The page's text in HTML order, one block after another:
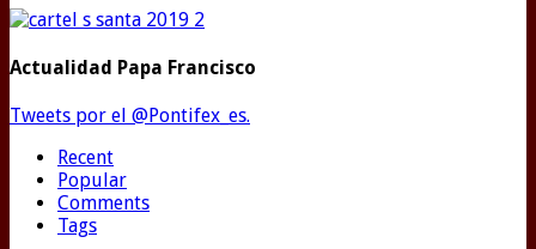
Actualidad Papa Francisco
Tweets por el @Pontifex_es.
Recent
Popular
Comments
Tags